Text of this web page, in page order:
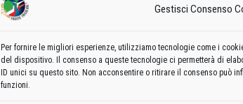
Gestisci Consenso
Per fornire le migliori esperienze, utilizziamo tecnologie come i
del dispositivo. Il consenso a queste tecnologie ci permetterà di
ID unici su questo sito. Non acconsentire o ritirare il consenso può
funzioni.
l’aérodrome Brustem St.